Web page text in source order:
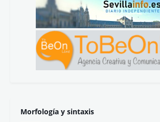
Morfología y sintaxis